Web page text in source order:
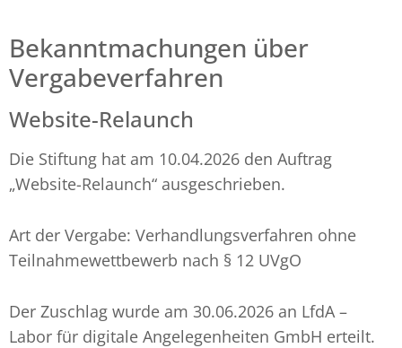
Bekanntmachungen über
Vergabeverfahren
Website-Relaunch
Die Stiftung hat am 10.04.2026 den Auftrag
„Website-Relaunch“ ausgeschrieben.
Art der Vergabe: Verhandlungsverfahren ohne
Teilnahmewettbewerb nach § 12 UVgO
Der Zuschlag wurde am 30.06.2026 an LfdA –
Labor für digitale Angelegenheiten GmbH erteilt.